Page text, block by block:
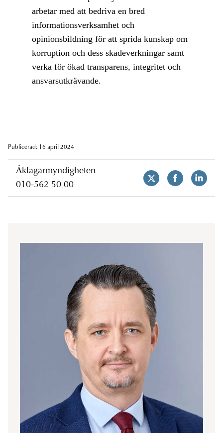
arbetar med att bedriva en bred
informationsverksamhet och
opinionsbildning för att sprida kunskap om
korruption och dess skadeverkningar samt
verka för ökad transparens, integritet och
ansvarsutkrävande.
Publicerad: 16 april 2024
Åklagarmyndigheten
010-562 50 00